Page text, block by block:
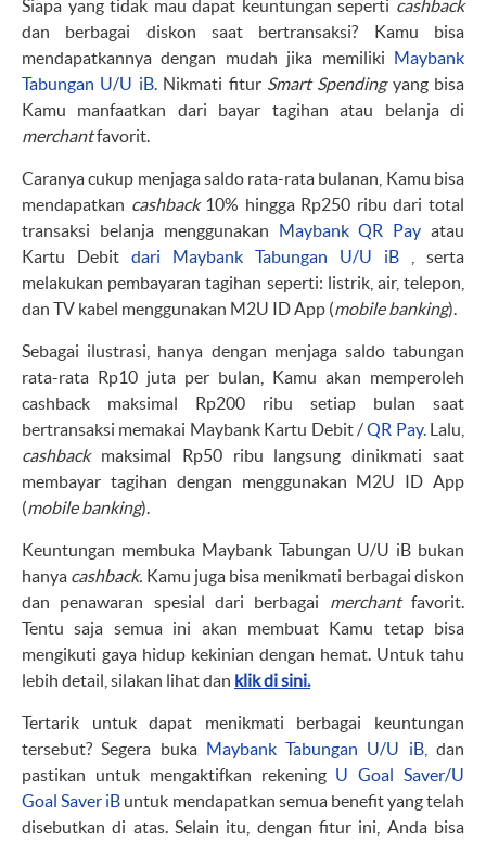
Siapa yang tidak mau dapat keuntungan seperti cashback
dan berbagai diskon saat bertransaksi? Kamu bisa
mendapatkannya dengan mudah jika memiliki Maybank
Tabungan U/U iB. Nikmati fitur Smart Spendingyang bisa
Kamu manfaatkan dari bayar tagihan atau belanja di
merchantfavorit.
Caranya cukup menjaga saldo rata-rata bulanan, Kamu bisa
mendapatkan cashback10% hingga Rp250 ribu dari total
transaksi belanja menggunakan Maybank QR Pay atau
Kartu Debit dari Maybank Tabungan U/U iB
, serta
melakukan pembayaran tagihan seperti: listrik, air, telepon,
dan TV kabel menggunakan M2U ID App (mobile banking).
Sebagai ilustrasi, hanya dengan menjaga saldo tabungan
rata-rata Rp10 juta per bulan, Kamu akan memperoleh
cashback maksimal Rp200 ribu setiap bulan saat
bertransaksi memakai Maybank Kartu Debit /QR Pay. Lalu,
cashbackmaksimal Rp50 ribu langsung dinikmati saat
membayar tagihan dengan menggunakan M2U ID App
(mobile banking).
Keuntungan membuka Maybank Tabungan U/U iB bukan
hanya cashback. Kamu juga bisa menikmati berbagai diskon
dan penawaran spesial dari berbagai merchantfavorit.
Tentu saja semua ini akan membuat Kamu tetap bisa
mengikuti gaya hidup kekinian dengan hemat. Untuk tahu
lebih detail, silakan lihat dan klik di sini.
Tertarik untuk dapat menikmati berbagai keuntungan
tersebut? Segera buka Maybank Tabungan U/U iB,dan
pastikan untuk mengaktifkan rekening U Goal Saver/U
Goal Saver iB untuk mendapatkan semua benefit yang telah
disebutkan di atas. Selain itu, dengan fitur ini, Anda bisa